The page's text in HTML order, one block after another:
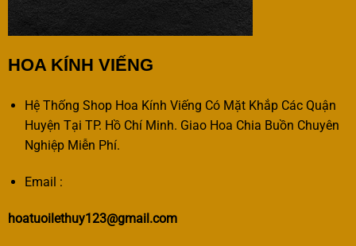
HOA KÍNH VIẾNG
Hệ Thống Shop Hoa Kính Viếng Có Mặt Khắp Các Quận
Huyện Tại TP. Hồ Chí Minh. Giao Hoa Chia Buồn Chuyên
Nghiệp Miễn Phí.
Email :
hoatuoilethuy123@gmail.com